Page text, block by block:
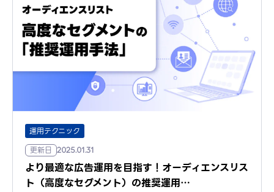
運用テクニック
更新日
2025.01.31
より最適な広告運用を目指す！オーディエンスリス
ト（高度なセグメント）の推奨運用…